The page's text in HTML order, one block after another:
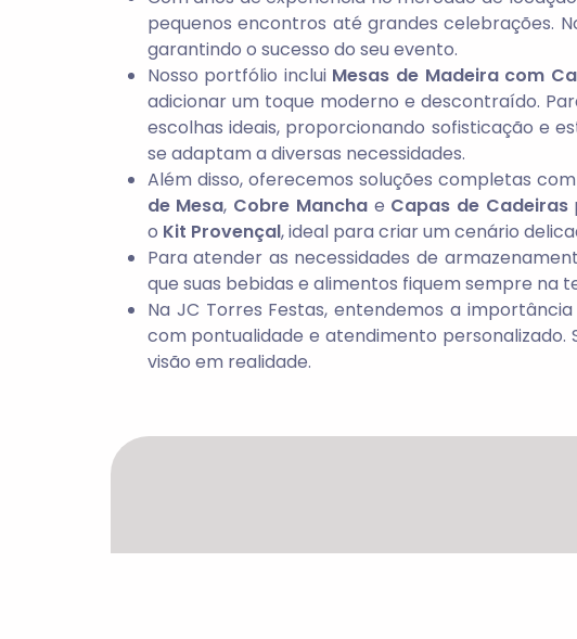
pequenos encontros até grandes celebrações.
garantindo o sucesso do seu evento.
Nosso portfólio inclui Mesas de Madeira com
adicionar um toque moderno e descontraído.
escolhas ideais, proporcionando sofisticação e
se adaptam a diversas necessidades.
Além disso, oferecemos soluções completas com
de Mesa, Cobre Manchae Capas de Cadeiras
o Kit Provençal, ideal para criar um cenário
Para atender as necessidades de
que suas bebidas e alimentos fiquem sempre na
Na JC Torres Festas, entendemos a
com pontualidade e atendimento
visão em realidade.